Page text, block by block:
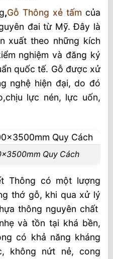
,Gỗ Thông xẻ tấm của
đai từ Mỹ. Đây là
xuất theo những kích
nghiệm và đăng ký
quốc tế. Gỗ được xử
nghệ hiện đại, do đó
lực nén, lực uốn,
Quy Cách
Thông có một lượng
thớ gỗ, khi qua xử lý
thông nguyên chất
và tồn tại khá bền,
có khả năng kháng
không nứt nẻ, cong